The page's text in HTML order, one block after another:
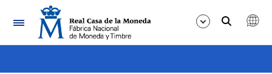
Navigation